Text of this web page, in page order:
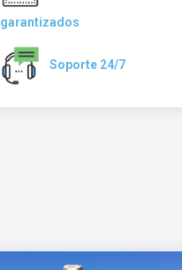
garantizados
Soporte 24/7